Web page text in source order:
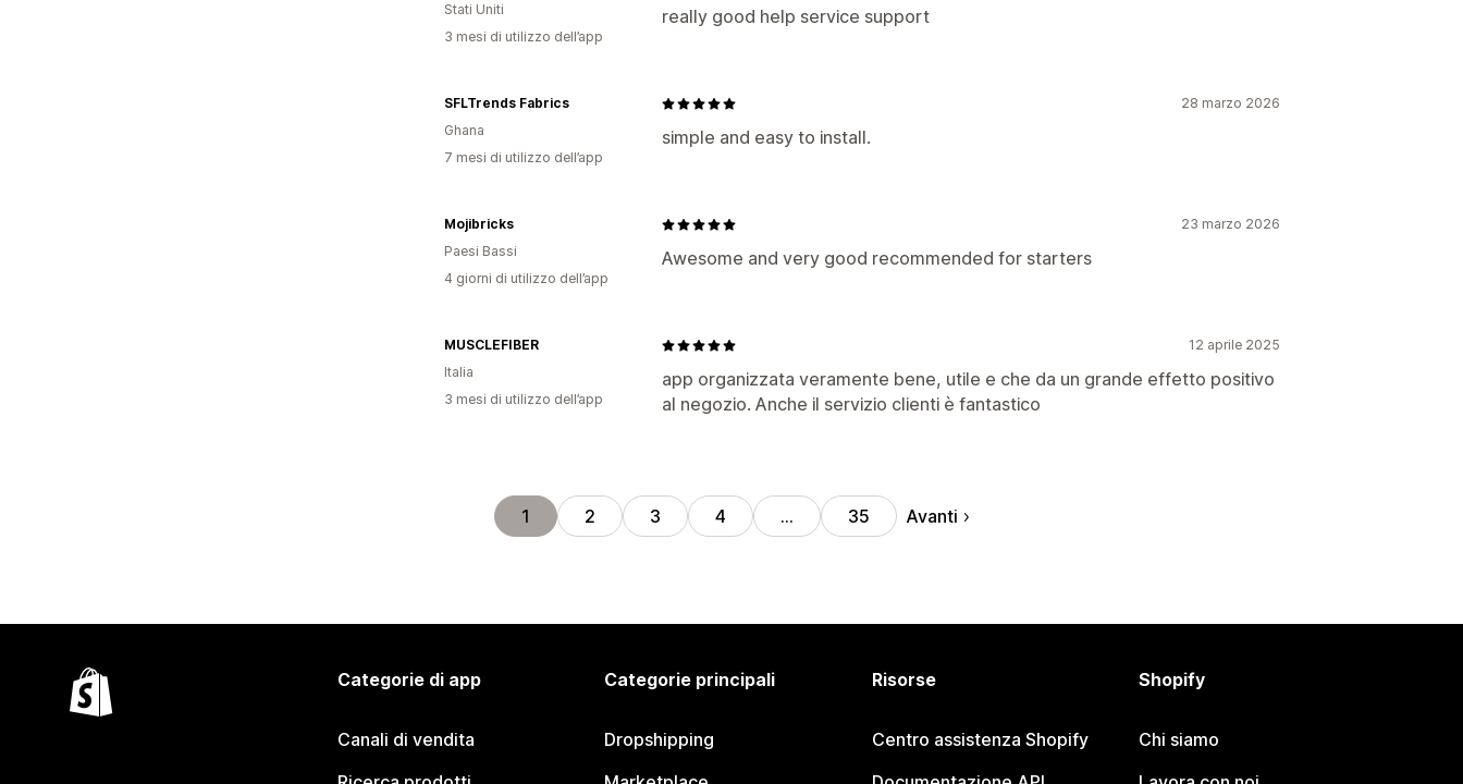
really good help service support
Stati Uniti
3 mesi di utilizzo dell’app
28 marzo 2026
simple and easy to install.
SFLTrends Fabrics
Ghana
7 mesi di utilizzo dell’app
23 marzo 2026
Awesome and very good recommended for starters
Mojibricks
Paesi Bassi
4 giorni di utilizzo dell’app
12 aprile 2025
app organizzata veramente bene, utile e che da un grande effetto positivo
al negozio. Anche il servizio clienti è fantastico
MUSCLEFIBER
Italia
3 mesi di utilizzo dell’app
1 2 3 4 … 35 Avanti
Categorie di app
Canali di vendita
Categorie principali
Dropshipping
Risorse
Centro assistenza Shopify
Shopify
Chi siamo